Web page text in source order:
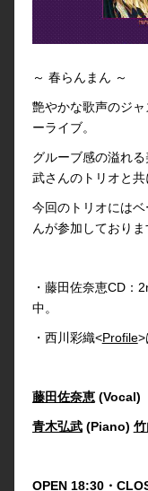
～ 春らんまん ～
艶やかな歌声のジ
ーライブ。
グルーブ感の溢れ
武さんのトリオと共
今回のトリオには
んが参加しており
・藤田佐奈恵CD：
中。
・西川彩織<Profile>
藤田佐奈恵(Vocal)
青木弘武(Piano)
OPEN 18:30・